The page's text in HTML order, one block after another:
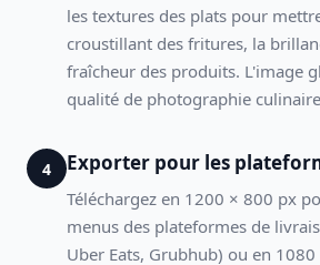
les textures des plats pour
croustillant des fritures, la
fraîcheur des produits. L'image
qualité de photographie
4 Exporter pour les
Téléchargez en 1200 × 800 px
menus des plateformes de
Uber Eats, Grubhub) ou en